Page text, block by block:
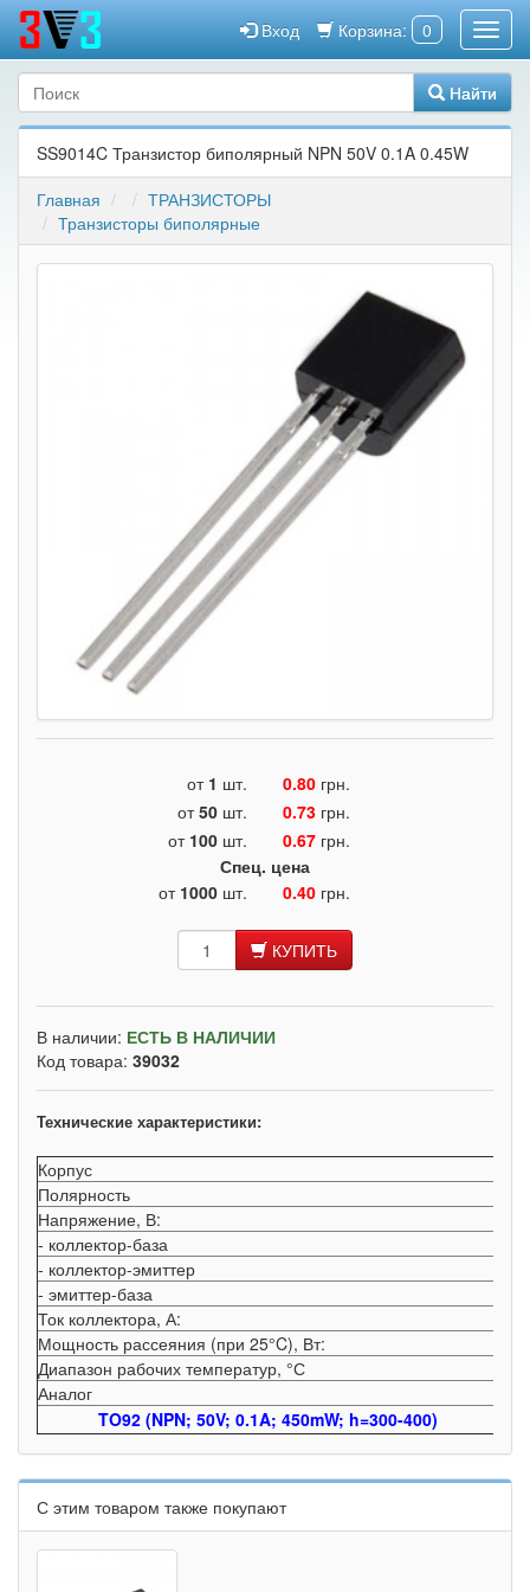
Корзина: 0
Вход
Найти
SS9014C Транзистор биполярный NPN 50V 0.1A 0.45W
Главная
ТРАНЗИСТОРЫ
Транзисторы биполярные
от 1 шт. 0.80 грн.
от50 шт. 0.73 грн.
от 100 шт. 0.67 грн.
Спец. цена
от 1000 шт. 0.40 грн.
КУПИТЬ
В наличии: ЕСТЬ В НАЛИЧИИ
Код товара: 39032
Технические характеристики:
Корпус
Полярность
Напряжение, В:
- коллектор-база
- коллектор-эмиттер
- эмиттер-база
Ток коллектора, А:
Мощность рассеяния (при 25°C), Вт:
Диапазон рабочих температур, °С
Аналог
TO92 (NPN; 50V; 0.1A; 450mW; h=300-400)
С этим товаром также покупают